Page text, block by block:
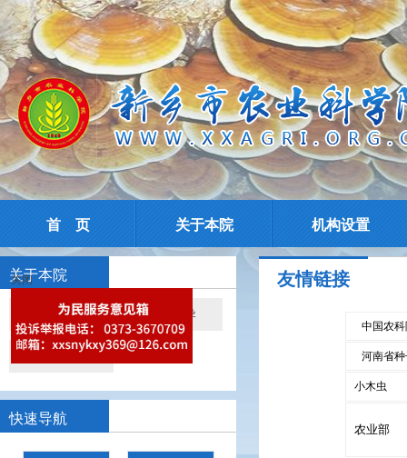
首 页 关于本院 机构设置
关于本院
院情简介 现任领导
院所导航
快速导航
友情链接
中国农
河南省
小木虫
农业部
关闭